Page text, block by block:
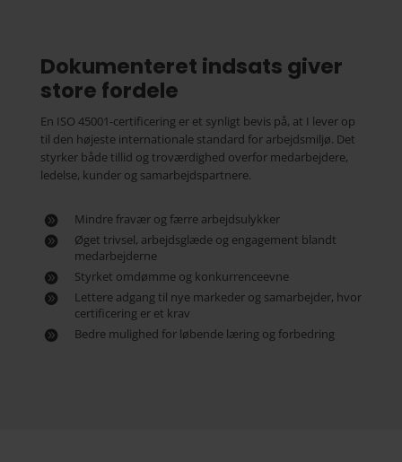
Dokumenteret indsats giver
store fordele
En ISO 45001-certificering er et synligt bevis på, at I lever op
til den højeste internationale standard for arbejdsmiljø. Det
styrker både tillid og troværdighed overfor medarbejdere,
ledelse, kunder og samarbejdspartnere.
Mindre fravær og færre arbejdsulykker
Øget trivsel, arbejdsglæde og engagement blandt
medarbejderne
Styrket omdømme og konkurrenceevne
Lettere adgang til nye markeder og samarbejder, hvor
certificering er et krav
Bedre mulighed for løbende læring og forbedring